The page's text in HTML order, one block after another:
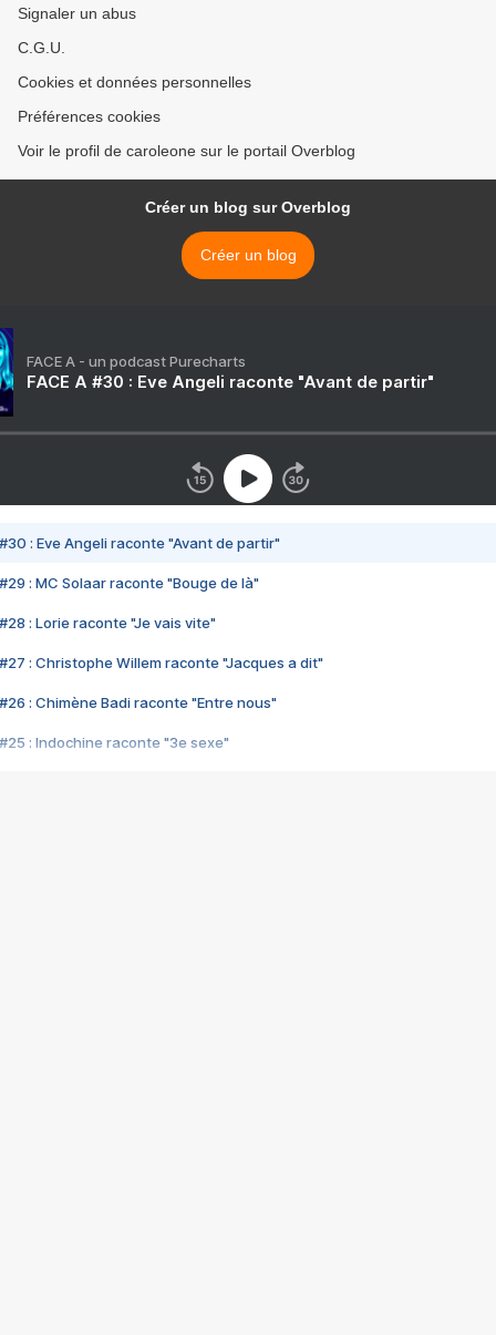
Signaler un abus
C.G.U.
Cookies et données personnelles
Préférences cookies
Voir le profil de caroleone sur le portail Overblog
Créer un blog sur Overblog
Créer un blog
FACE A - un podcast Purecharts
FACE A #30 : Eve Angeli raconte "Avant de partir"
#30 : Eve Angeli raconte "Avant de partir"
#29 : MC Solaar raconte "Bouge de là"
#28 : Lorie raconte "Je vais vite"
#27 : Christophe Willem raconte "Jacques a dit"
#26 : Chimène Badi raconte "Entre nous"
#25 : Indochine raconte "3e sexe"